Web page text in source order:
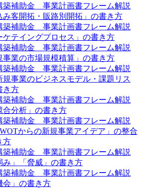
築補助金 事業計画書フレーム解説
客開拓・販路別開拓」の書き方
築補助金 事業計画書フレーム解説
テイングプロセス」の書き方
築補助金 事業計画書フレーム解説
業の市場規模積算」の書き方
築補助金 事業計画書フレーム解説
事業のビジネスモデル・課題リス
き方
築補助金 事業計画書フレーム解説
分析」の書き方
築補助金 事業計画書フレーム解説
からの新規事業アイデア」の整合
方
築補助金 事業計画書フレーム解説
」「脅威」の書き方
築補助金 事業計画書フレーム解説
」の書き方